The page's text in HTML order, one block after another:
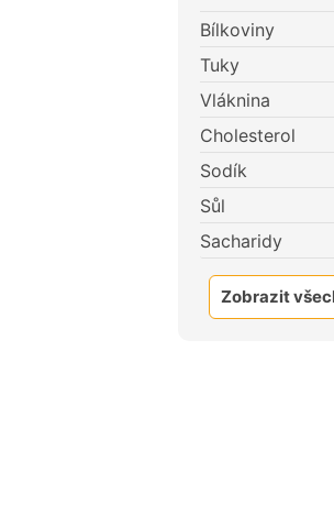
Bílkoviny
Tuky
Vláknina
Cholesterol
Sodík
Sůl
Sacharidy
Zobrazit